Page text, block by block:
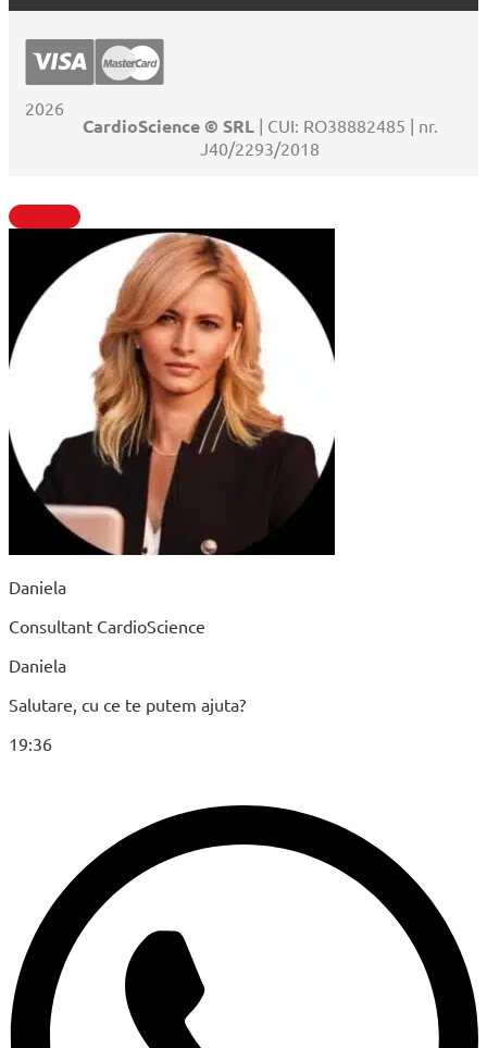
2026
CardioScience © SRL| CUI: RO38882485 | nr.
J40/2293/2018
Daniela
Consultant CardioScience
Daniela
Salutare, cu ce te putem ajuta?
19:36